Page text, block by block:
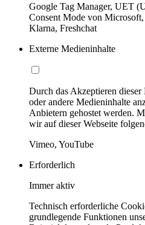
Google Tag Manager, UET
Consent Mode von
Klarna, Freshchat
Externe Medieninhalte
Durch das Akzeptieren
oder andere Medieninhalte
Anbietern gehostet werden.
wir auf dieser Webseite
Vimeo, YouTube
Erforderlich
Immer aktiv
Technisch erforderliche
grundlegende Funktionen